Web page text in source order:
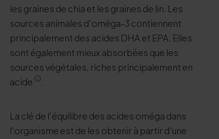
les graines de chia et les graines de lin. Les
sources animales d'oméga-3 contiennent
principalement des acides DHA et EPA. Elles
sont également mieux absorbées que les
sources végétales, riches principalement en
acide
.
La clé de l'équilibre des acides oméga dans
l'organisme est de les obtenir à partir d'une